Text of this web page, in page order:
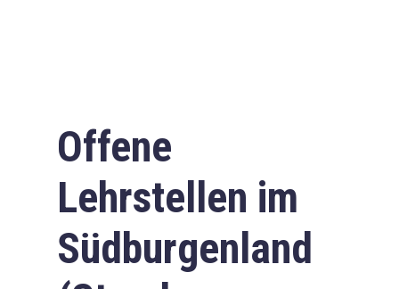
Offene
Lehrstellen im
Südburgenland